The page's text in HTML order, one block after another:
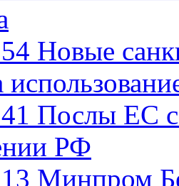
Новые
Послы ЕС
РФ
Минпром